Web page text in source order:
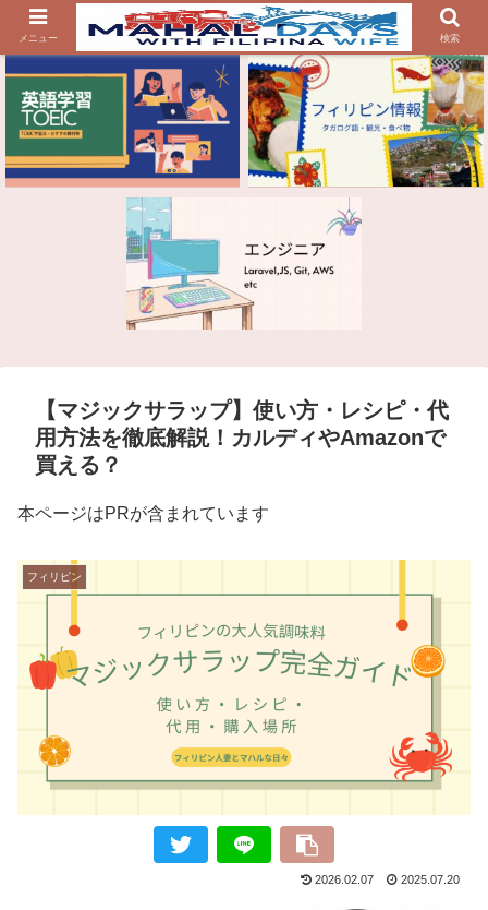
【マジックサラップ】使い方・レシピ・代
用方法を徹底解説！カルディやAmazonで
買える？
本ページはPRが含まれています
フィリピン
2026.02.07 2025.07.20
メニュー 検索